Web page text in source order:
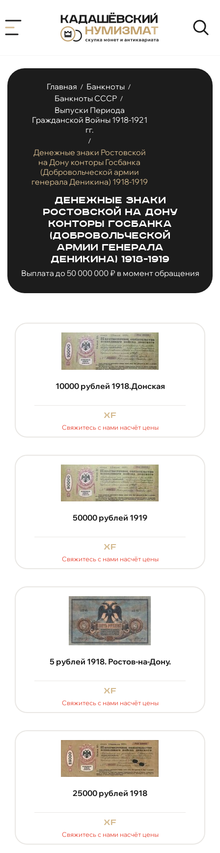
Главная / Банкноты /
Банкноты СССР /
Выпуски Периода
Гражданской Войны 1918-1921
гг.
/
Денежные знаки Ростовской
на Дону конторы Госбанка
(Добровольческой армии
генерала Деникина) 1918-1919
Денежные знаки
Ростовской на Дону
конторы Госбанка
(Добровольческой
армии генерала
Деникина) 1918-1919
Выплата до 50 000 000 ₽ в момент обращения
10000 рублей 1918.Донская
xf
Свяжитесь с нами насчёт цены
50000 рублей 1919
xf
Свяжитесь с нами насчёт цены
5 рублей 1918. Ростов-на-Дону.
xf
Свяжитесь с нами насчёт цены
25000 рублей 1918
xf
Свяжитесь с нами насчёт цены